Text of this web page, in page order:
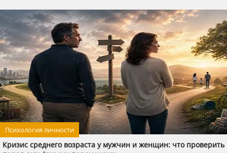
Психология личности
Кризис среднего возраста у мужчин и женщин: что проверить